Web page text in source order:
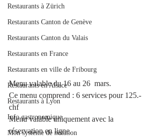
Restaurants à Zürich
Restaurants Canton de Genève
Restaurants Canton du Valais
Restaurants en France
Restaurants en ville de Fribourg
Restaurants en Alsace
Restaurants à Lyon
Info gastronomique
Mon système de notation
Menu valable du 16 au 26  mars.
Ce menu comprend : 6 services pour 125.-
chf
Menu valable uniquement avec la
réservation en ligne.